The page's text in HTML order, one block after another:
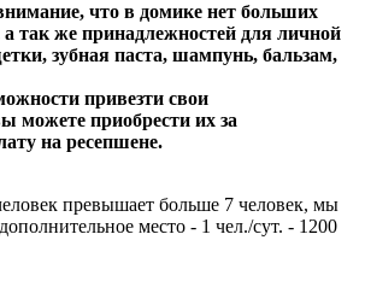
что в домике нет больших
так же принадлежностей для личной
зубная паста, шампунь, бальзам,
привезти свои
можете приобрести их за
на ресепшене.
превышает больше 7 человек, мы
место - 1 чел./сут. - 1200